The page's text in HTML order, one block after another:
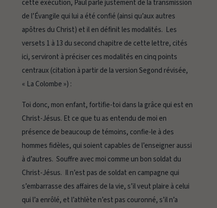
cette exécution, Paul parle justement de la transmission
de l’Évangile qui lui a été confié (ainsi qu’aux autres
apôtres du Christ) et il en définit les modalités. Les
versets 1 à 13 du second chapitre de cette lettre, cités
ici, serviront à préciser ces modalités en cinq points
centraux (citation à partir de la version Segond révisée,
« La Colombe ») :
Toi donc, mon enfant, fortifie-toi dans la grâce qui est en
Christ-Jésus. Et ce que tu as entendu de moi en
présence de beaucoup de témoins, confie-le à des
hommes fidèles, qui soient capables de l’enseigner aussi
à d’autres. Souffre avec moi comme un bon soldat du
Christ-Jésus. Il n’est pas de soldat en campagne qui
s’embarrasse des affaires de la vie, s’il veut plaire à celui
qui l’a enrôlé, et l’athlète n’est pas couronné, s’il n’a